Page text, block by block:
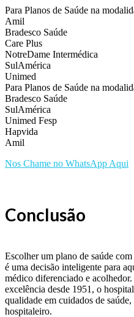
Para Planos de Saúde na
Amil
Bradesco Saúde
Care Plus
NotreDame Intermédica
SulAmérica
Unimed
Para Planos de Saúde na
Bradesco Saúde
SulAmérica
Unimed Fesp
Hapvida
Amil
Nos Chame no WhatsApp Aqui
Conclusão
Escolher um plano de saúde
é uma decisão inteligente para
médico diferenciado e
excelência desde 1951, o
qualidade em cuidados de
hospitaleiro.